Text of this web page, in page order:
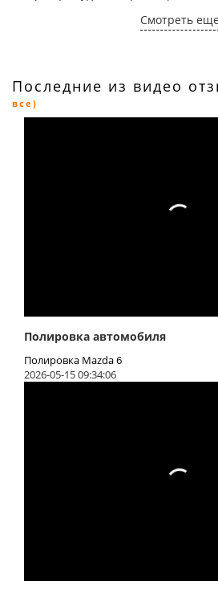
обработка стекол и зеркалСмотреть еще
Последние из видео
все)
Полировка автомобиля
Полировка Mazda 6
2026-05-15 09:34:06